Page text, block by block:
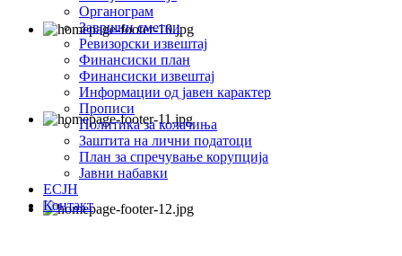
Органограм
Завршни сметки
Ревизорски извештај
Финансиски план
Финансиски извештај
Информации од јавен карактер
Прописи
Политика за колачиња
Заштита на лични податоци
План за спречување корупција
Јавни набавки
ЕСЈН
Контакт